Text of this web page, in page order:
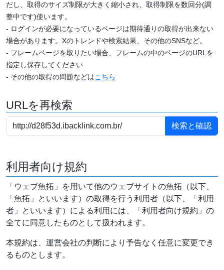
だし、取得のサイズ制限が大きく縮小され、取得制限を数回分(調
整中です)使います。
- ログインが必要になっているページは期待通りの取得が出来ない
場合があります。Xのトレンドや検索結果、その他のSNSなど。
- フレームページを取りたい場合、フレームの中のページのURLを
指定し保存してください
- その他の取得の問題などはこちら
URLを再検索
利用者向け規約
「ウェブ魚拓」を用いて他のウェブサイトの魚拓（以下、
「魚拓」といいます）の取得を行う利用者（以下、「利用
者」といいます）による利用には、「利用者向け規約」の
全てに同意したものとして扱われます。
本規約は、運営会社の判断により予告なく任意に変更でき
るものとします。